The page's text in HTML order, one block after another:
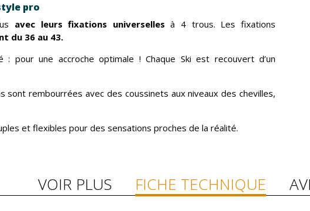
pro
avec leurs fixations universelles à 4 trous. Les fixations
du 36 au 43.
: pour une accroche optimale ! Chaque Ski est recouvert d’un
sont rembourrées avec des coussinets aux niveaux des chevilles,
et flexibles pour des sensations proches de la réalité.
VOIR PLUS FICHE TECHNIQUE